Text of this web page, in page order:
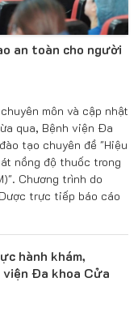
an toàn cho người
môn và cập nhật
qua, Bệnh viện Đa
tạo chuyên đề "Hiệu
nồng độ thuốc trong
Chương trình do
trực tiếp báo cáo
hành khám,
Đa khoa Cửa